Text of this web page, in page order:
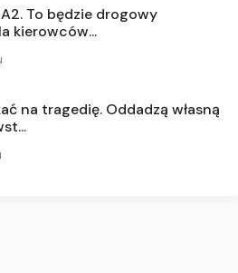
To będzie drogowy
kierowców...
na tragedię. Oddadzą własną